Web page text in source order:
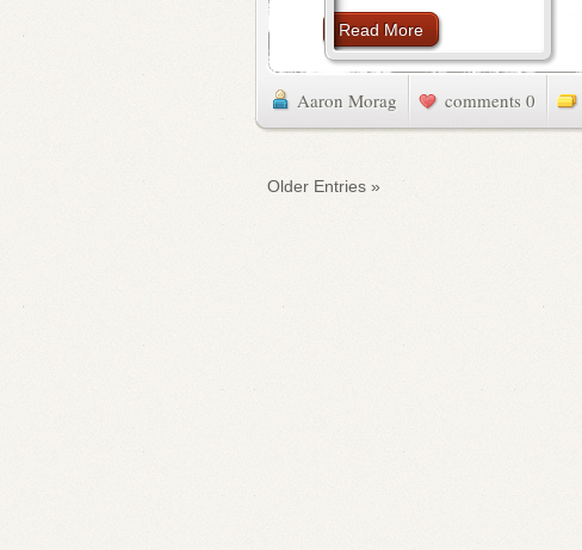
Read More
Aaron Morag 0 comments
« Older Entries